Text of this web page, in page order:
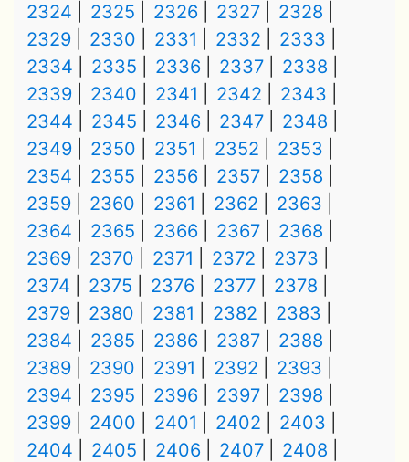
2324
2325 2326 2327
2328
2329
2330 2331 2332
2333
2334
2335 2336 2337
2338
2339
2340 2341 2342
2343
2344
2345 2346 2347
2348
2349
2350 2351 2352
2353
2354
2355 2356 2357
2358
2359
2360 2361 2362
2363
2364
2365 2366 2367
2368
2369
2370 2371 2372
2373
2374
2375 2376 2377
2378
2379
2380 2381 2382
2383
2384
2385 2386 2387
2388
2389
2390 2391 2392
2393
2394
2395 2396 2397
2398
2399
2400 2401 2402
2403
2404
2405 2406 2407
2408